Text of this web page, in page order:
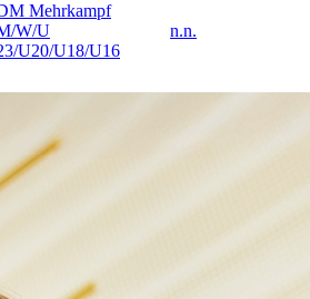
Mehrkampf
W/U
U20/U18/U16
n.n.